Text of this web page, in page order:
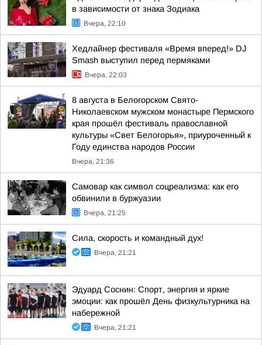
в зависимости от знака Зодиака
Вчера, 22:10
Хедлайнер фестиваля «Время вперед!» DJ
Smash выступил перед пермяками
Вчера, 22:03
8 августа в Белогорском Свято-
Николаевском мужском монастыре Пермского
края прошёл фестиваль православной
культуры «Свет Белогорья», приуроченный к
Году единства народов России
Вчера, 21:36
Самовар как символ соцреализма: как его
обвинили в буржуазии
Вчера, 21:25
Сила, скорость и командный дух!
Вчера, 21:21
Эдуард Соснин: Спорт, энергия и яркие
эмоции: как прошёл День физкультурника на
набережной
Вчера, 21:21